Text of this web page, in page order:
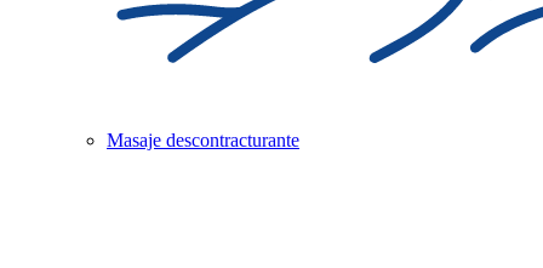
Masaje descontracturante